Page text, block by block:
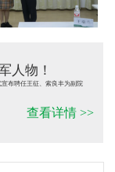
人物！
布聘任王征、索良丰为副院
查看详情 >>